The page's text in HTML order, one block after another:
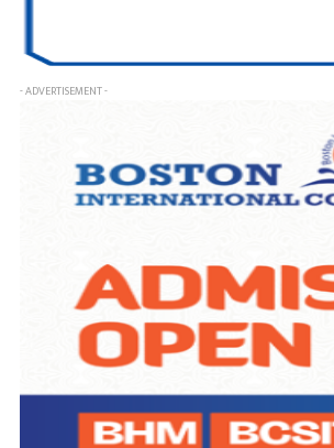
- ADVERTISEMENT -